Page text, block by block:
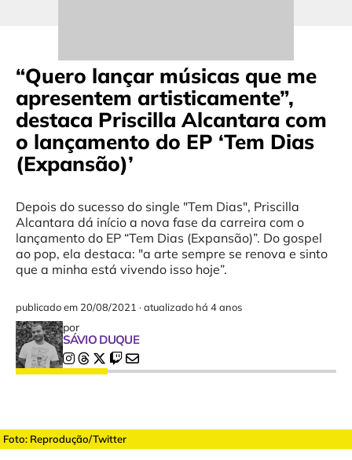
“Quero lançar músicas que me
apresentem artisticamente”,
destaca Priscilla Alcantara com
o lançamento do EP ‘Tem Dias
(Expansão)’
Depois do sucesso do single "Tem Dias", Priscilla
Alcantara dá início a nova fase da carreira com o
lançamento do EP “Tem Dias (Expansão)”. Do gospel
ao pop, ela destaca: "a arte sempre se renova e sinto
que a minha está vivendo isso hoje”.
publicado em 20/08/2021 ·atualizado há 4 anos
por
SÁVIO DUQUE
Foto: Reprodução/Twitter